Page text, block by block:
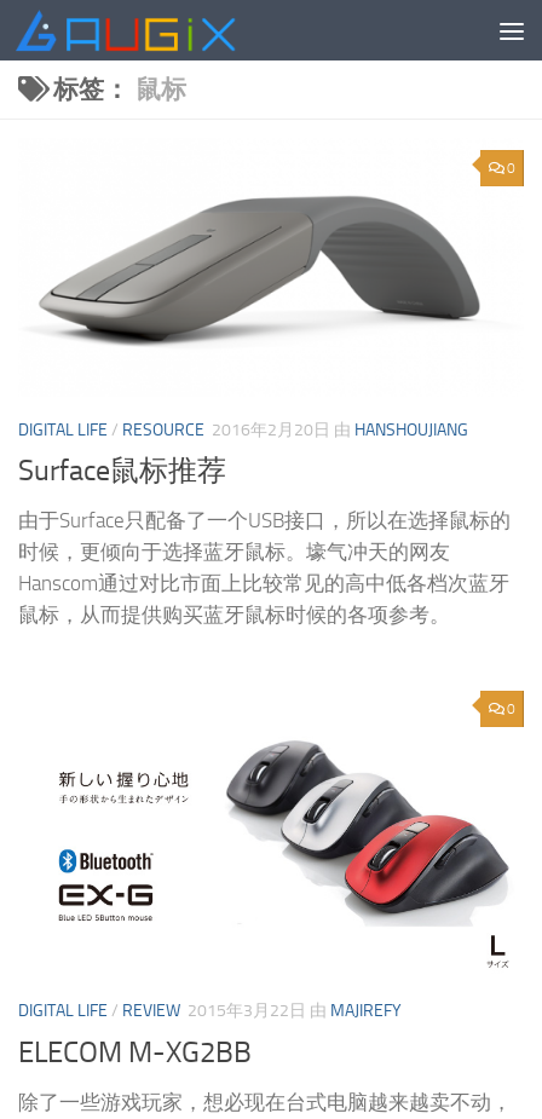
跳至内容
标签： 鼠标
0
DIGITAL LIFE / RESOURCE 2016年2月20日 由 HANSHOUJIANG
Surface鼠标推荐
由于Surface只配备了一个USB接口，所以在选择鼠标的
时候，更倾向于选择蓝牙鼠标。壕气冲天的网友
Hanscom通过对比市面上比较常见的高中低各档次蓝牙
鼠标，从而提供购买蓝牙鼠标时候的各项参考。
0
DIGITAL LIFE / REVIEW 2015年3月22日 由 MAJIREFY
ELECOM M-XG2BB
除了一些游戏玩家，想必现在台式电脑越来越卖不动，